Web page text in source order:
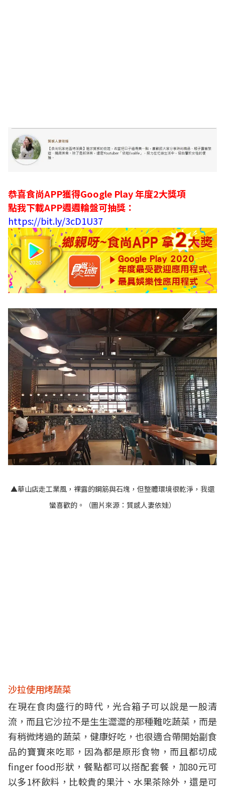
恭喜食尚APP獲得Google Play 年度2大獎項
點我下載APP週週輪盤可抽獎：
https://bit.ly/3cD1U37
▲華山店走工業風，裸露的鋼筋與石塊，但整體環境很乾淨，我還
蠻喜歡的。（圖片來源： 質感人妻依娃）
沙拉使用烤蔬菜
在現在食肉盛行的時代，光合箱子可以說是一股清
流，而且它沙拉不是生生澀澀的那種難吃蔬菜，而是
有稍微烤過的蔬菜，健康好吃，也很適合帶開始副食
品的寶寶來吃耶，因為都是原形食物，而且都切成
finger food形狀，餐點都可以搭配套餐，加80元可
以多1杯飲料，比較貴的果汁、水果茶除外，還是可